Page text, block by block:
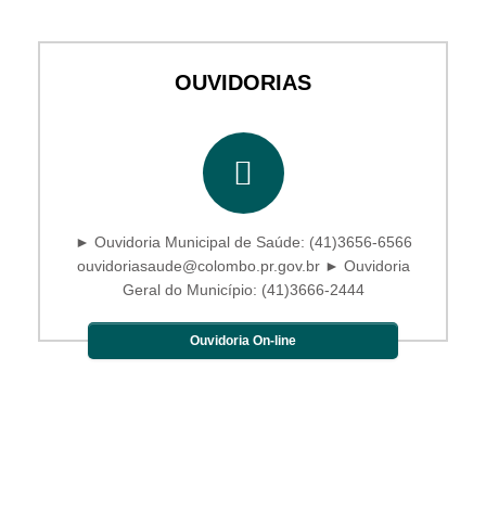
OUVIDORIAS
► Ouvidoria Municipal de Saúde: (41)3656-6566
ouvidoriasaude@colombo.pr.gov.br ► Ouvidoria
Geral do Município: (41)3666-2444
Ouvidoria On-line